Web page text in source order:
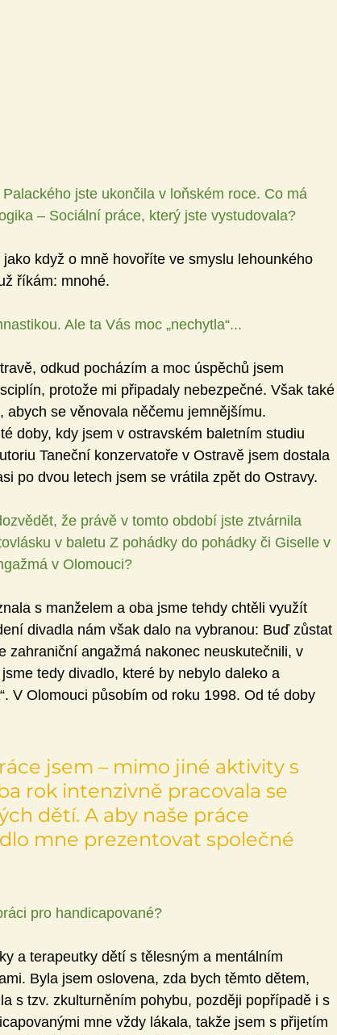
jste ukončila v loňském roce. Co má
– Sociální práce, který jste vystudovala?
když o mně hovoříte ve smyslu lehounkého
říkám: mnohé.
Ale ta Vás moc „nechytla“...
odkud pocházím a moc úspěchů jsem
protože mi připadaly nebezpečné. Však také
se věnovala něčemu jemnějšímu.
doby, kdy jsem v ostravském baletním studiu
Taneční konzervatoře v Ostravě jsem dostala
po dvou letech jsem se vrátila zpět do Ostravy.
že právě v tomto období jste ztvárnila
v baletu Z pohádky do pohádky či Giselle v
v Olomouci?
s manželem a oba jsme tehdy chtěli využít
divadla nám však dalo na vybranou: Buď zůstat
zahraniční angažmá nakonec neuskutečnili, v
tedy divadlo, které by nebylo daleko a
V Olomouci působím od roku 1998. Od té doby
jsem – mimo jiné aktivity s
rok intenzivně pracovala se
dětí. A aby naše práce
mne prezentovat společné
pro handicapované?
a terapeutky dětí s tělesným a mentálním
Byla jsem oslovena, zda bych těmto dětem,
s tzv. zkulturněním pohybu, později popřípadě i s
mne vždy lákala, takže jsem s přijetím